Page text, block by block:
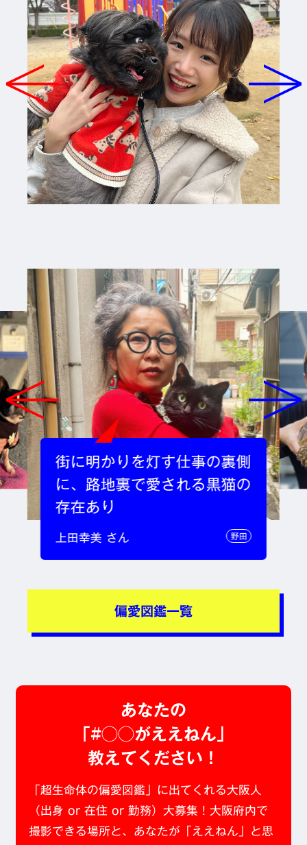
街に明かりを灯す仕事の裏側
に、路地裏で愛される黒猫の
存在あり
上田幸美 さん 野田
偏愛図鑑一覧
あなたの
「#◯◯がええねん」
教えてください！
「超生命体の偏愛図鑑」に出てくれる大阪人
（出身 or 在住 or 勤務）大募集！大阪府内で
撮影できる場所と、あなたが「ええねん」と思